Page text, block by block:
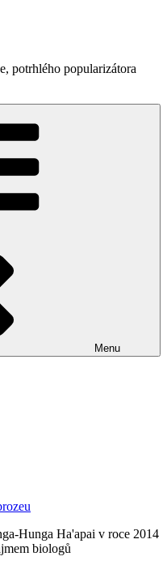
potrhlého popularizátora
Menu
Hunga Ha'apai v roce 2014
biologů